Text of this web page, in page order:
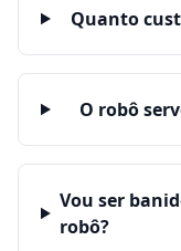
Quanto
O robô
Vou ser
robô?